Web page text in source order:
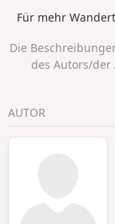
mit Aufstiegen,
Für mehr
Die
des Autors/
AUTOR